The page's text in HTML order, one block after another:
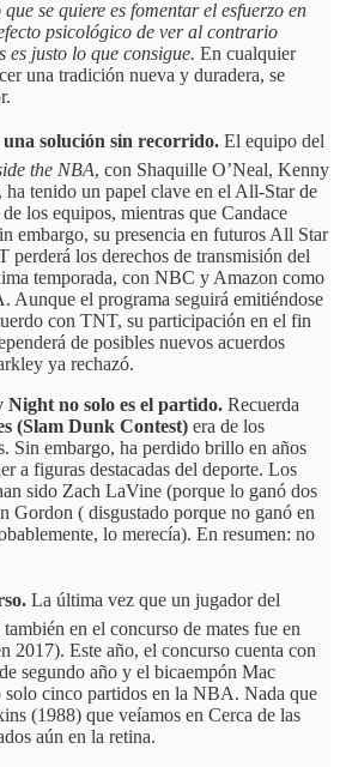
se quiere es fomentar el esfuerzo en
psicológico de ver al contrario
es justo lo que consigue. En cualquier
una tradición nueva y duradera, se
solución sin recorrido. El equipo del
the NBA, con Shaquille O’Neal, Kenny
tenido un papel clave en el All-Star de
los equipos, mientras que Candace
embargo, su presencia en futuros All Star
perderá los derechos de transmisión del
temporada, con NBC y Amazon como
Aunque el programa seguirá emitiéndose
con TNT, su participación en el fin
de posibles nuevos acuerdos
ya rechazó.
no solo es el partido. Recuerda
(Slam Dunk Contest) era de los
Sin embargo, ha perdido brillo en años
a figuras destacadas del deporte. Los
sido Zach LaVine (porque lo ganó dos
Gordon ( disgustado porque no ganó en
lo merecía). En resumen: no
La última vez que un jugador del
en el concurso de mates fue en
2017). Este año, el concurso cuenta con
segundo año y el bicaempón Mac
cinco partidos en la NBA. Nada que
(1988) que veíamos en Cerca de las
aún en la retina.